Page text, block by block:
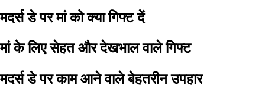
मदर्स डे पर मां को क्या गिफ्ट दें
मां के लिए सेहत और देखभाल वाले गिफ्ट
मदर्स डे पर काम आने वाले बेहतरीन उपहार